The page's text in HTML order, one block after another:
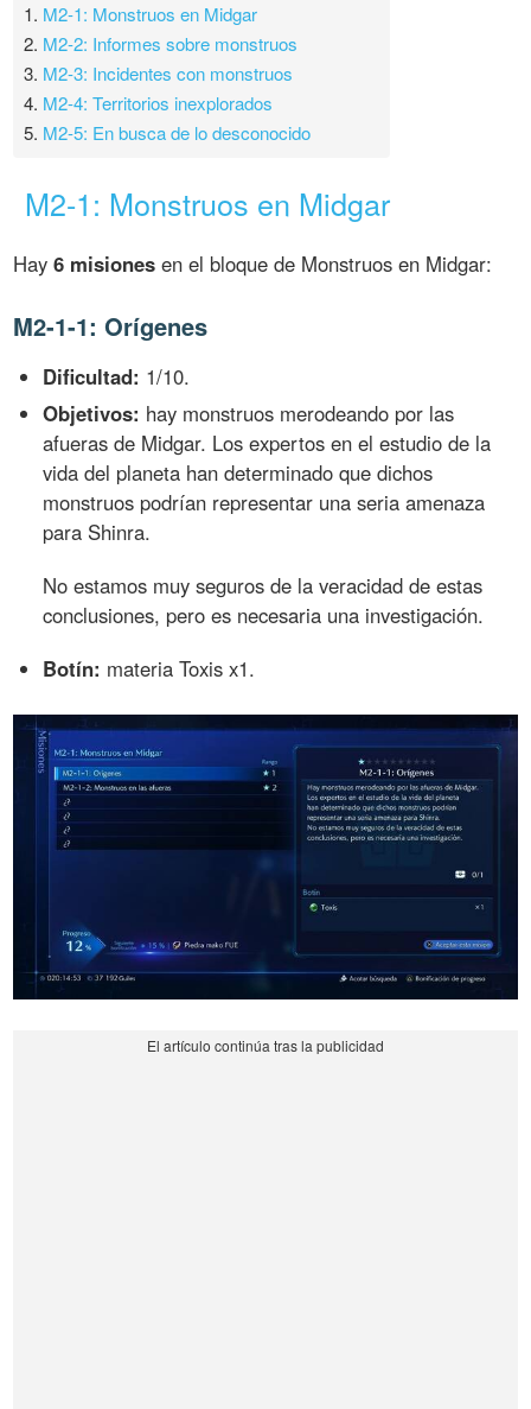
1. M2-1: Monstruos en Midgar
2. M2-2: Informes sobre monstruos
3. M2-3: Incidentes con monstruos
4. M2-4: Territorios inexplorados
5. M2-5: En busca de lo desconocido
M2-1: Monstruos en Midgar
Hay6 misiones en el bloque de Monstruos en Midgar:
M2-1-1: Orígenes
Dificultad: 1/10.
Objetivos: hay monstruos merodeando por las
afueras de Midgar. Los expertos en el estudio de la
vida del planeta han determinado que dichos
monstruos podrían representar una seria amenaza
para Shinra.
No estamos muy seguros de la veracidad de estas
conclusiones, pero es necesaria una investigación.
Botín: materia Toxis x1.